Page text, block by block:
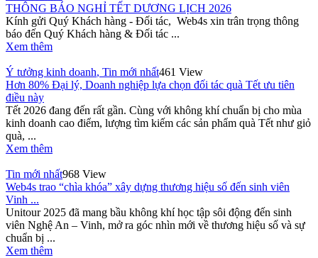
THÔNG BÁO NGHỈ TẾT DƯƠNG LỊCH 2026
Kính gửi Quý Khách hàng - Đối tác, Web4s xin trân trọng thông
báo đến Quý Khách hàng & Đối tác ...
Xem thêm
Ý tưởng kinh doanh, Tin mới nhất461 View
Hơn 80% Đại lý, Doanh nghiệp lựa chọn đối tác quà Tết ưu tiên
điều này
Tết 2026 đang đến rất gần. Cùng với không khí chuẩn bị cho mùa
kinh doanh cao điểm, lượng tìm kiếm các sản phẩm quà Tết như giỏ
quà, ...
Xem thêm
Tin mới nhất968 View
Web4s trao “chìa khóa” xây dựng thương hiệu số đến sinh viên
Vinh ...
Unitour 2025 đã mang bầu không khí học tập sôi động đến sinh
viên Nghệ An – Vinh, mở ra góc nhìn mới về thương hiệu số và sự
chuẩn bị ...
Xem thêm